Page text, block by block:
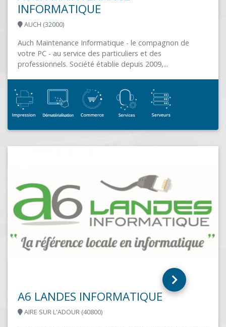
de
PUBLICOM
SAINT MICHEL DE FRONSAC (33126)
L'informatique professionnelle en
est le partenaire Micro-Informatique
secteur du Grand Libournais. Demandez
parc...